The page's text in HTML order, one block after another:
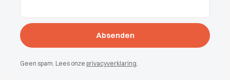
Geen spam. Lees onze privacyverklaring.